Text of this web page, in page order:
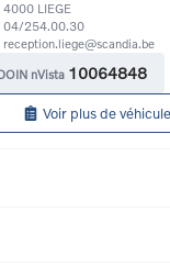
4000 LIEGE
04/254.00.30
reception.liege@scandia.be
nVista 10064848
Voir plus de